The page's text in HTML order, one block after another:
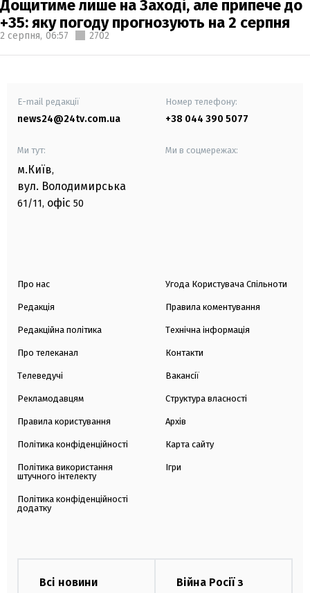
Дощитиме лише на Заході, але припече до
+35: яку погоду прогнозують на 2 серпня
2 серпня, 06:57 2702
E-mail редакції
news24@24tv.com.ua
Номер телефону:
+38 044 390 5077
Ми тут:
м.Київ,
вул. Володимирська
61/11, офіс 50
Ми в соцмережах:
Про нас
Редакція
Редакційна політика
Про телеканал
Телеведучі
Рекламодавцям
Правила користування
Політика конфіденційності
Політика використання
штучного інтелекту
Політика конфіденційності
додатку
Угода Користувача Спільноти
Правила коментування
Технічна інформація
Контакти
Вакансії
Структура власності
Архів
Карта сайту
Ігри
Всі новини
Війна Росії з